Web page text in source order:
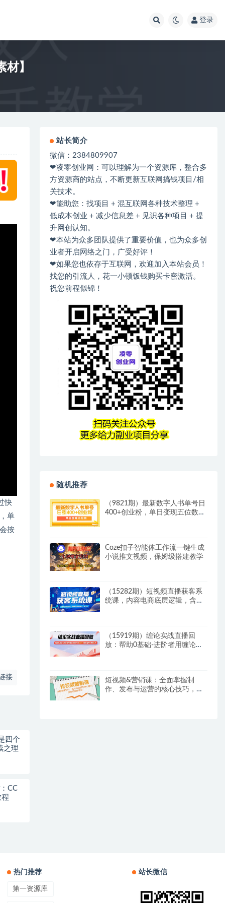
登录
】
快
单
按
接
四个
之理
CC
站长简介
微信：2384809907
❤凌零创业网：可以理解为一个资源库，整合多
方资源商的站点，不断更新互联网搞钱项目/相
关技术。
❤能助您：找项目 + 混互联网各种技术整理 +
低成本创业 + 减少信息差 + 见识各种项目 + 提
升网创认知。
❤本站为众多团队提供了重要价值，也为众多创
业者开启网络之门，广受好评！
❤如果您也依存于互联网，欢迎加入本站会员！
找您的引流人，花一小顿饭钱购买卡密激活。
祝您前程似锦！
随机推荐
（9821期）最新数字人书单号日
400+创业粉，单日变现五位数，
Coze扣子智能体工作流一键生成
小说推文视频，保姆级搭建教学
（15282期）短视频直播获客系
统课，内容电商底层逻辑，含线
（15919期）缠论实战直播回
放：帮助0基础-进阶者用缠论实
短视频&营销课：全面掌握制
作、发布与运营的核心技巧，提
热门推荐
第一资源库
站长微信